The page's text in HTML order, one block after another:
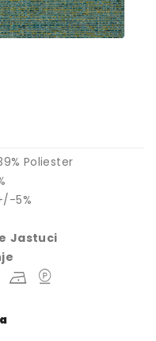
Poliester
5%
Jastuci